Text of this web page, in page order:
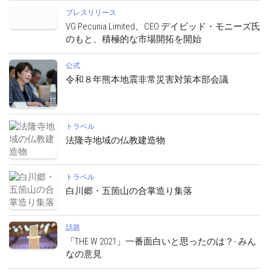
プレスリリース
VG Pecunia Limited、CEO デイビッド・モニーズ氏
のもと、積極的な市場開拓を開始
公式
令和８年熊本地震非常災害対策本部会議
トラベル
法隆寺地域の仏教建造物
トラベル
白川郷・五箇山の合掌造り集落
話題
「THE W 2021」一番面白いと思ったのは？- みん
なの意見